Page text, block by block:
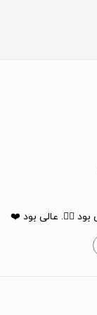
👌🏻. عالی بود ❤️